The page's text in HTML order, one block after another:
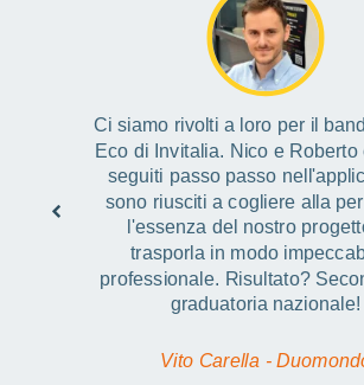
Ci siamo rivolti a loro per il
Eco di Invitalia. Nico e Roberto
seguiti passo passo
sono riusciti a cogliere alla
l'essenza del nostro
trasporla in modo
professionale. Risultato?
graduatoria nazionale!
Vito Carella -